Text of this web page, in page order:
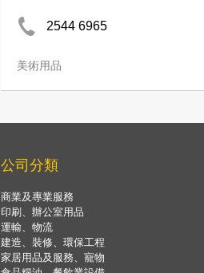
2544 6965
美術用品
公司分類
商業及專業服務
印刷、辦公室用品
運輸、物流
建造、裝修、環保工程
家居用品及服務、寵物